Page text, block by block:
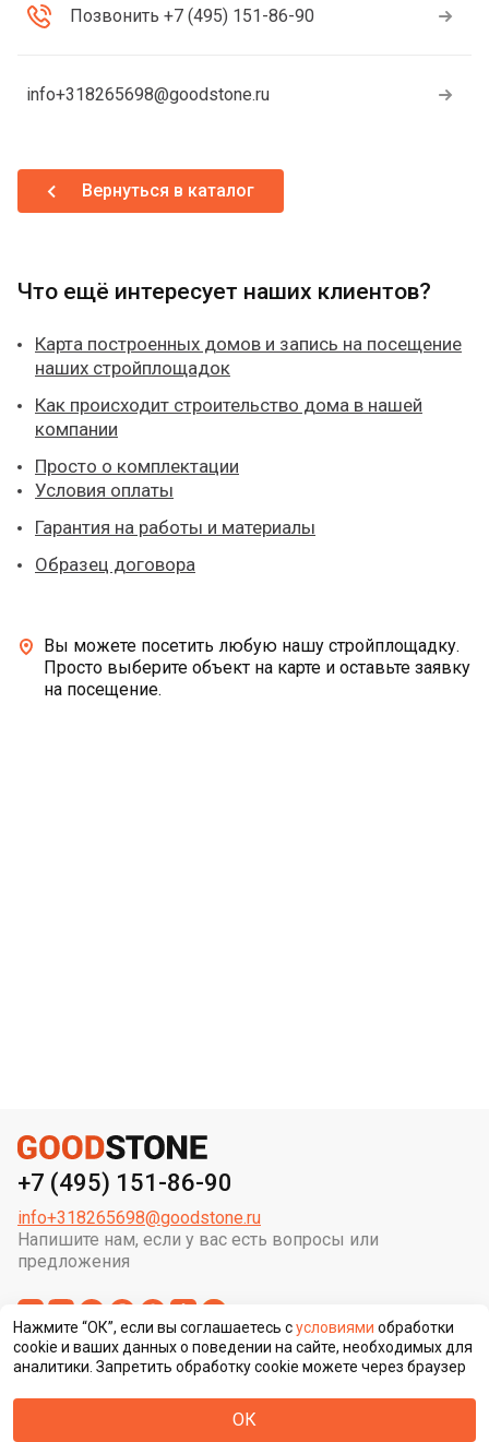
Позвонить +7 (495) 151-86-90
info+318265698@goodstone.ru
Вернуться в каталог
Что ещё интересует наших клиентов?
Карта построенных домов и запись на посещение
наших стройплощадок
Как происходит строительство дома в нашей
компании
Просто о комплектации
Условия оплаты
Гарантия на работы и материалы
Образец договора
Вы можете посетить любую нашу стройплощадку.
Просто выберите объект на карте и оставьте заявку
на посещение.
+7 (495) 151-86-90
Напишите нам, если у вас есть вопросы или
предложения
info+318265698@goodstone.ru
Сменить регион строительства
Нажмите “ОК”, если вы соглашаетесь сусловиями обработки
cookie и ваших данных о поведении на сайте, необходимых для
аналитики. Запретить обработку cookie можете через браузер
ОК